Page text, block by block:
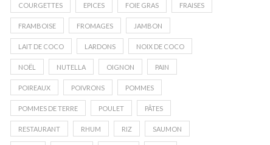
COURGETTES EPICES FOIE GRAS FRAISES
FRAMBOISE FROMAGES JAMBON
LAIT DE COCO LARDONS NOIX DE COCO
NOËL NUTELLA OIGNON PAIN
POIREAUX POIVRONS POMMES
POMMES DE TERRE POULET PÂTES
RESTAURANT RHUM RIZ SAUMON